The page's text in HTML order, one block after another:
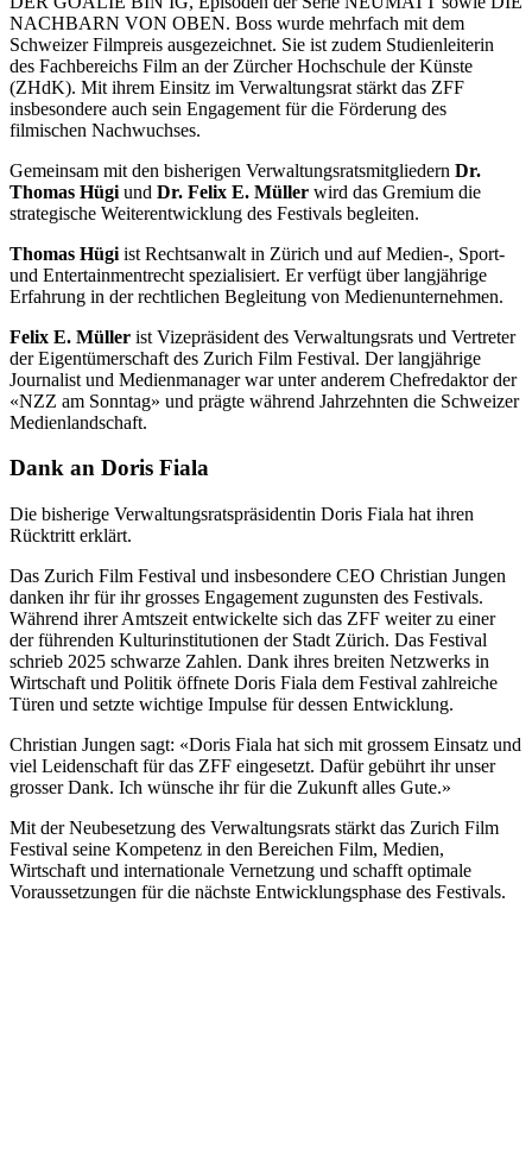
NACHBARN VON OBEN. Boss wurde mehrfach mit dem
Schweizer Filmpreis ausgezeichnet. Sie ist zudem Studienleiterin
des Fachbereichs Film an der Zürcher Hochschule der Künste
(ZHdK). Mit ihrem Einsitz im Verwaltungsrat stärkt das ZFF
insbesondere auch sein Engagement für die Förderung des
filmischen Nachwuchses.
Gemeinsam mit den bisherigen Verwaltungsratsmitgliedern Dr.
Thomas Hügi und Dr. Felix E. Müller wird das Gremium die
strategische Weiterentwicklung des Festivals begleiten.
Thomas Hügi ist Rechtsanwalt in Zürich und auf Medien-, Sport-
und Entertainmentrecht spezialisiert. Er verfügt über langjährige
Erfahrung in der rechtlichen Begleitung von Medienunternehmen.
Felix E. Müller ist Vizepräsident des Verwaltungsrats und Vertreter
der Eigentümerschaft des Zurich Film Festival. Der langjährige
Journalist und Medienmanager war unter anderem Chefredaktor der
«NZZ am Sonntag» und prägte während Jahrzehnten die Schweizer
Medienlandschaft.
Dank an Doris Fiala
Die bisherige Verwaltungsratspräsidentin Doris Fiala hat ihren
Rücktritt erklärt.
Das Zurich Film Festival und insbesondere CEO Christian Jungen
danken ihr für ihr grosses Engagement zugunsten des Festivals.
Während ihrer Amtszeit entwickelte sich das ZFF weiter zu einer
der führenden Kulturinstitutionen der Stadt Zürich. Das Festival
schrieb 2025 schwarze Zahlen. Dank ihres breiten Netzwerks in
Wirtschaft und Politik öffnete Doris Fiala dem Festival zahlreiche
Türen und setzte wichtige Impulse für dessen Entwicklung.
Christian Jungen sagt: «Doris Fiala hat sich mit grossem Einsatz und
viel Leidenschaft für das ZFF eingesetzt. Dafür gebührt ihr unser
grosser Dank. Ich wünsche ihr für die Zukunft alles Gute.»
Mit der Neubesetzung des Verwaltungsrats stärkt das Zurich Film
Festival seine Kompetenz in den Bereichen Film, Medien,
Wirtschaft und internationale Vernetzung und schafft optimale
Voraussetzungen für die nächste Entwicklungsphase des Festivals.